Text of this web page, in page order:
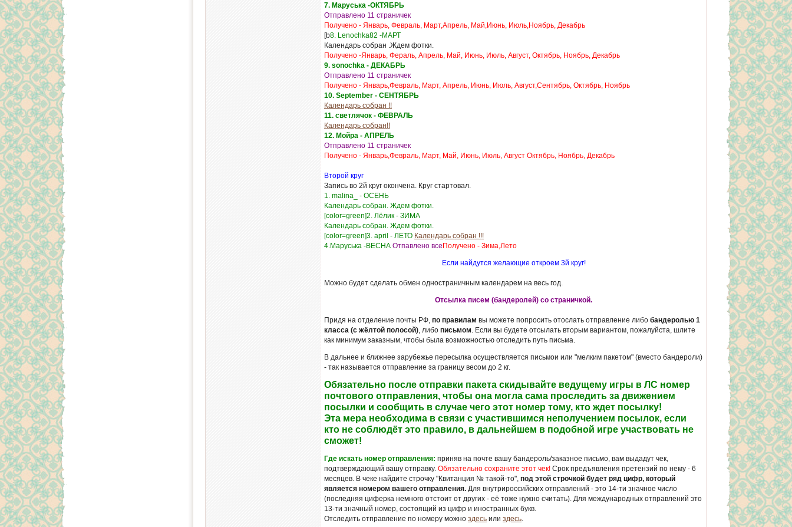
7. Маруська -ОКТЯБРЬ
Отправлено 11 страничек
Получено - Январь, Февраль, Март,Апрель, Май,Июнь, Июль,Ноябрь, Декабрь
[b8. Lenochka82 -МАРТ
Календарь собран .Ждем фотки.
Получено -Январь, Фераль, Апрель, Май, Июнь, Июль, Август, Октябрь, Ноябрь, Декабрь
9. sonochka - ДЕКАБРЬ
Отправлено 11 страничек
Получено - Январь,Февраль, Март, Апрель, Июнь, Июль, Август,Сентябрь, Октябрь, Ноябрь
10. September - СЕНТЯБРЬ
Календарь собран !!
11. светлячок - ФЕВРАЛЬ
Календарь собран!!
12. Мойра - АПРЕЛЬ
Отправлено 11 страничек
Получено - Январь,Февраль, Март, Май, Июнь, Июль, Август Октябрь, Ноябрь, Декабрь
Второй круг
Запись во 2й круг окончена. Круг стартовал.
1. malina_ - ОСЕНЬ
Календарь собран. Ждем фотки.
[color=green]2. Лёлик - ЗИМА
Календарь собран. Ждем фотки.
[color=green]3. april - ЛЕТО Календарь собран !!!
4.Маруська -ВЕСНА Отпавлено все Получено - Зима,Лето
Если найдутся желающие откроем 3й круг!
Можно будет сделать обмен одностраничным календарем на весь год.
Отсылка писем (бандеролей) со страничкой.
Придя на отделение почты РФ, по правилам вы можете попросить отослать отправление либо бандеролью 1
класса (с жёлтой полосой), либо письмом. Если вы будете отсылать вторым вариантом, пожалуйста, шлите
как минимум заказным, чтобы была возможностью отследить путь письма.
В дальнее и ближнее зарубежье пересылка осуществляется письмои или "мелким пакетом" (вместо бандероли)
- так называется отправление за границу весом до 2 кг.
Обязательно после отправки пакета скидывайте ведущему игры в ЛС номер
почтового отправления, чтобы она могла сама проследить за движением
посылки и сообщить в случае чего этот номер тому, кто ждет посылку!
Эта мера необходима в связи с участившимся неполучением посылок, если
кто не соблюдёт это правило, в дальнейшем в подобной игре участвовать не
сможет!
Где искать номер отправления: приняв на почте вашу бандероль/заказное письмо, вам выдадут чек,
подтверждающий вашу отправку. Обязательно сохраните этот чек! Срок предъявления претензий по нему - 6
месяцев. В чеке найдите строчку "Квитанция № такой-то", под этой строчкой будет ряд цифр, который
является номером вашего отправления. Для внутрироссийских отправлений - это 14-ти значное число
(последняя циферка немного отстоит от других - её тоже нужно считать). Для международных отправлений это
13-ти значный номер, состоящий из цифр и иностранных букв.
Отследить отправление по номеру можно здесь или здесь.